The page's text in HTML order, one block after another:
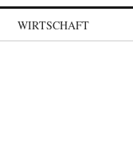
WIRTSCHAFT